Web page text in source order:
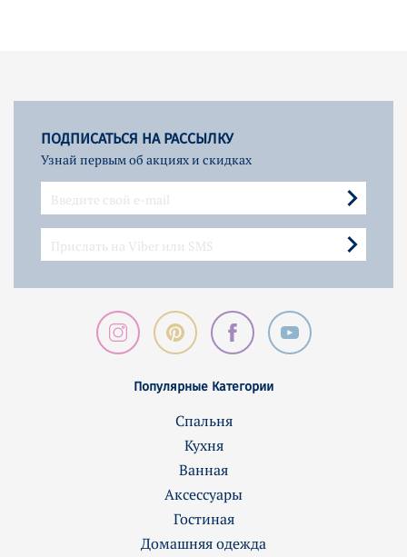
ПОДПИСАТЬСЯ НА РАССЫЛКУ
Узнай первым об акциях и скидках
Популярные Категории
Спальня
Кухня
Ванная
Аксессуары
Гостиная
Домашняя одежда